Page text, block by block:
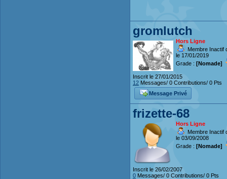
gromlutch
Hors Ligne
Membre Inactif
le 17/01/2019
Grade : [Nomade]
Inscrit le 27/01/2015
12 Messages/ 0 Contributions/ 0 Pts
Message Privé
frizette-68
Hors Ligne
Membre Inactif
le 03/09/2008
Grade : [Nomade]
Inscrit le 26/02/2007
0 Messages/ 0 Contributions/ 0 Pts